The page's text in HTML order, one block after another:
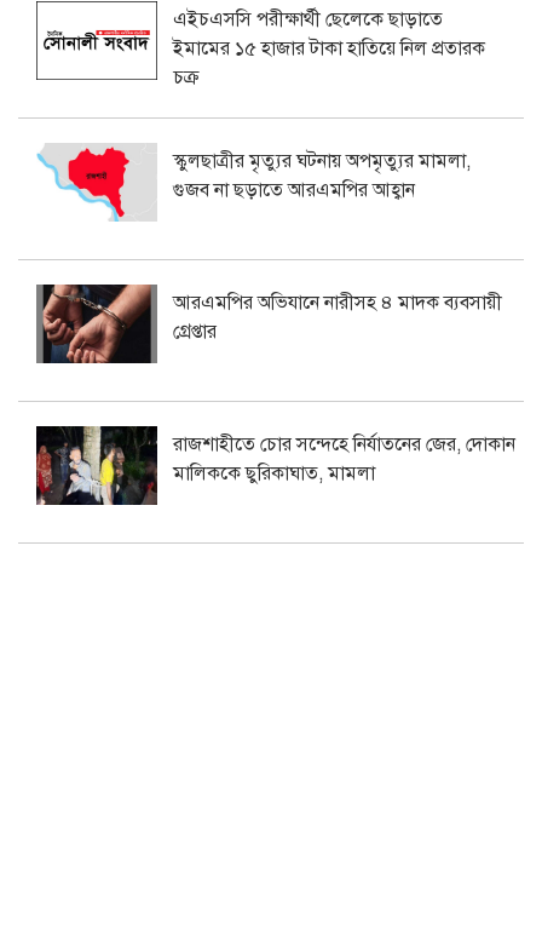
এইচএসসি পরীক্ষার্থী ছেলেকে ছাড়াতে
ইমামের ১৫ হাজার টাকা হাতিয়ে নিল প্রতারক
চক্র
স্কুলছাত্রীর মৃত্যুর ঘটনায় অপমৃত্যুর মামলা,
গুজব না ছড়াতে আরএমপির আহ্বান
আরএমপির অভিযানে নারীসহ ৪ মাদক ব্যবসায়ী
গ্রেপ্তার
রাজশাহীতে চোর সন্দেহে নির্যাতনের জের, দোকান
মালিককে ছুরিকাঘাত, মামলা